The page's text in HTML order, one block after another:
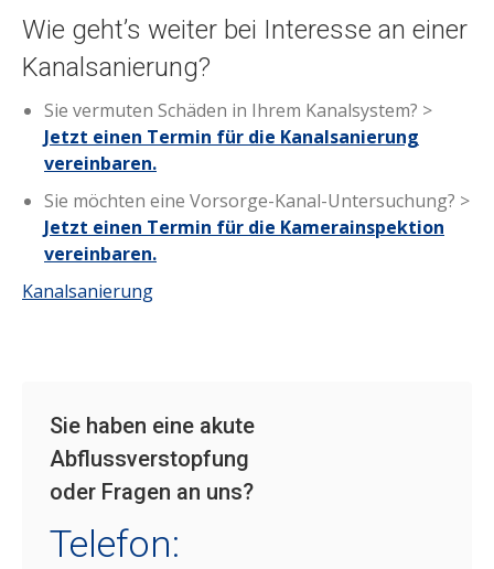
Wie geht’s weiter bei Interesse an einer
Kanalsanierung?
Sie vermuten Schäden in Ihrem Kanalsystem? >
Jetzt einen Termin für die Kanalsanierung
vereinbaren.
Sie möchten eine Vorsorge-Kanal-Untersuchung? >
Jetzt einen Termin für die Kamerainspektion
vereinbaren.
Kanalsanierung
Sie haben eine akute
Abflussverstopfung
oder Fragen an uns?
Telefon: